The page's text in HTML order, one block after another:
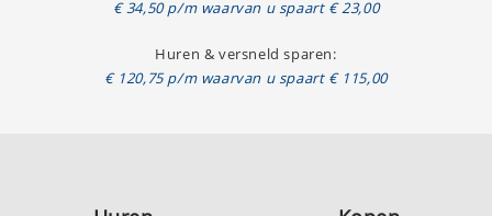
€ 34,50 p/m waarvan u spaart € 23,00
Huren & versneld sparen:
€ 120,75 p/m waarvan u spaart € 115,00